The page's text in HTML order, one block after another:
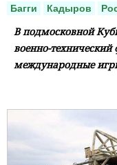
Багги Кадыров
В подмосковной
военно-
международные